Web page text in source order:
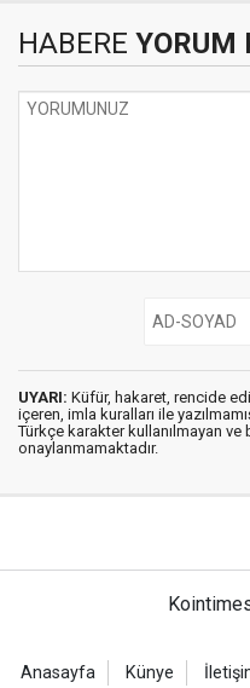
HABERE YORUM
UYARI: Küfür, hakaret, rencide
içeren, imla kuralları ile
Türkçe karakter kullanılmayan ve
onaylanmamaktadır.
Anasayfa Künye